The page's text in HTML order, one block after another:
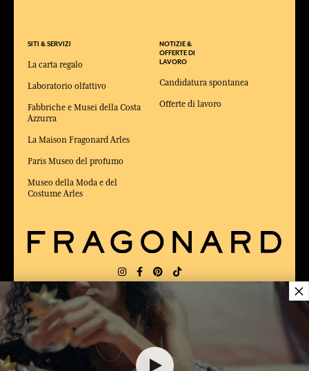
SITI & SERVIZI
La carta regalo
Laboratorio olfattivo
Fabbriche e Musei della Costa
Azzurra
La Maison Fragonard Arles
Paris Museo del profumo
Museo della Moda e del
Costume Arles
NOTIZIE &
OFFERTE DI
LAVORO
Candidatura spontanea
Offerte di lavoro
CONSEGNA: US
×